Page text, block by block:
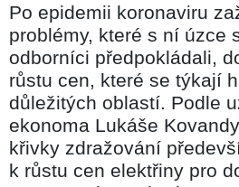
Po epidemii koronaviru
problémy, které s ní úzce
odborníci předpokládali,
růstu cen, které se týkají
důležitých oblastí. Podle
ekonoma Lukáše
křivky zdražování
k růstu cen elektřiny pro